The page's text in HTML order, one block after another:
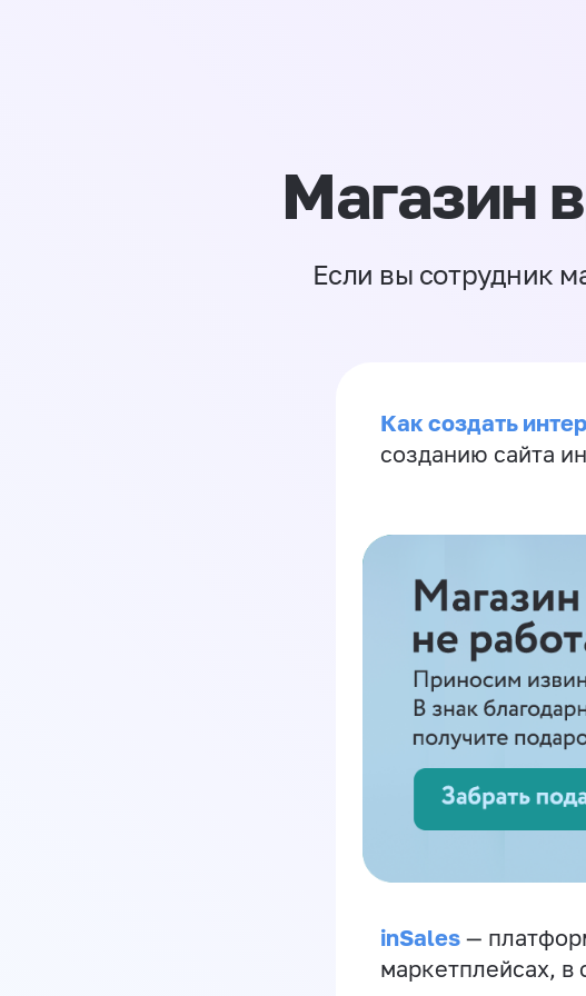
Магазин
Если вы сотрудник
Как создать
созданию сайта
inSales —
маркетплейсах, в